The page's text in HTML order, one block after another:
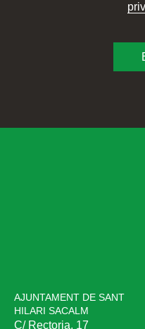
AJUNTAMENT DE SANT
HILARI SACALM
C/ Rectoria, 17